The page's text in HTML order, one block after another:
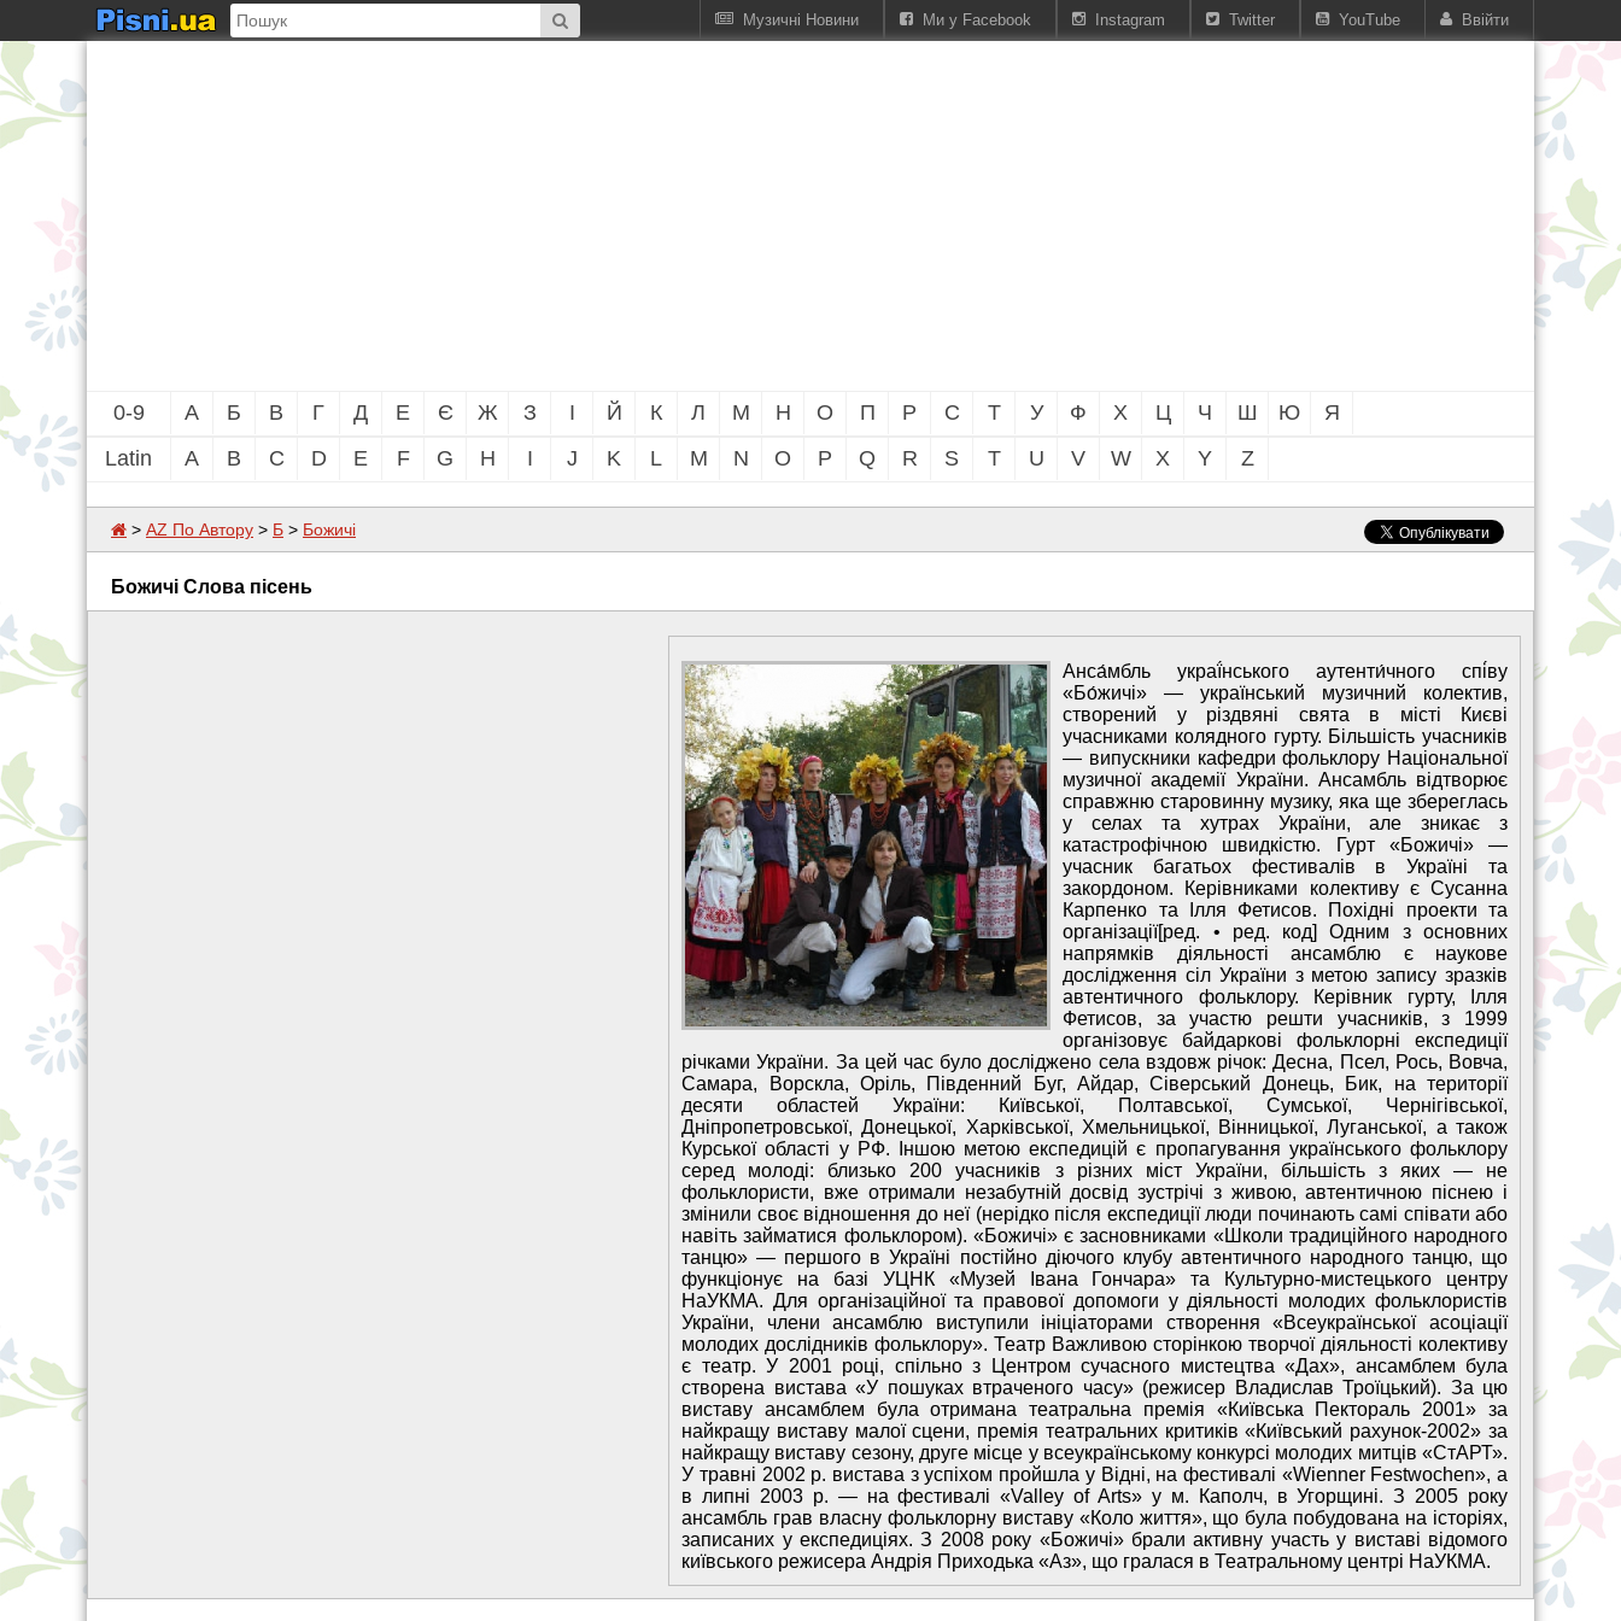
Ввійти
YouTube
Twitter
Instagram
Ми у Facebook
Музичні Новини
0-9 А Б В Г Д Е Є Ж З І Й К Л М Н О П Р С Т У Ф Х Ц Ч Ш Ю
Я
Latin
A B C D E F G H I J K L M N O P Q R S T U V W X Y Z
> AZ По Автору > Б > Божичі
Божичі Слова пісень
Анса́мбль украї́нського аутенти́чного спі́ву
«Бо́жичі» — український музичний колектив,
створений у різдвяні свята в місті Києві
учасниками колядного гурту. Більшість учасників
— випускники кафедри фольклору Національної
музичної академії України. Ансамбль відтворює
справжню старовинну музику, яка ще збереглась
у селах та хутрах України, але зникає з
катастрофічною швидкістю. Гурт «Божичі» —
учасник багатьох фестивалів в Україні та
закордоном. Керівниками колективу є Сусанна
Карпенко та Ілля Фетисов. Похідні проекти та
організації[ред. • ред. код] Одним з основних
напрямків діяльності ансамблю є наукове
дослідження сіл України з метою запису зразків
автентичного фольклору. Керівник гурту, Ілля
Фетисов, за участю решти учасників, з 1999
організовує байдаркові фольклорні експедиції
річками України. За цей час було досліджено села вздовж річок: Десна, Псел, Рось, Вовча,
Самара, Ворскла, Оріль, Південний Буг, Айдар, Сіверський Донець, Бик, на території
десяти областей України: Київської, Полтавської, Сумської, Чернігівської,
Дніпропетровської, Донецької, Харківської, Хмельницької, Вінницької, Луганської, а також
Курської області у РФ. Іншою метою експедицій є пропагування українського фольклору
серед молоді: близько 200 учасників з різних міст України, більшість з яких — не
фольклористи, вже отримали незабутній досвід зустрічі з живою, автентичною піснею і
змінили своє відношення до неї (нерідко після експедиції люди починають самі співати або
навіть займатися фольклором). «Божичі» є засновниками «Школи традиційного народного
танцю» — першого в Україні постійно діючого клубу автентичного народного танцю, що
функціонує на базі УЦНК «Музей Івана Гончара» та Культурно-мистецького центру
НаУКМА. Для організаційної та правової допомоги у діяльності молодих фольклористів
України, члени ансамблю виступили ініціаторами створення «Всеукраїнської асоціації
молодих дослідників фольклору». Театр Важливою сторінкою творчої діяльності колективу
є театр. У 2001 році, спільно з Центром сучасного мистецтва «Дах», ансамблем була
створена вистава «У пошуках втраченого часу» (режисер Владислав Троїцький). За цю
виставу ансамблем була отримана театральна премія «Київська Пектораль 2001» за
найкращу виставу малої сцени, премія театральних критиків «Київський рахунок-2002» за
найкращу виставу сезону, друге місце у всеукраїнському конкурсі молодих митців «СтАРТ».
У травні 2002 р. вистава з успіхом пройшла у Відні, на фестивалі «Wienner Festwochen», а
в липні 2003 р. — на фестивалі «Valley of Arts» у м. Каполч, в Угорщині. З 2005 року
ансамбль грав власну фольклорну виставу «Коло життя», що була побудована на історіях,
записаних у експедиціях. З 2008 року «Божичі» брали активну участь у виставі відомого
київського режисера Андрія Приходька «Аз», що гралася в Театральному центрі НаУКМА.